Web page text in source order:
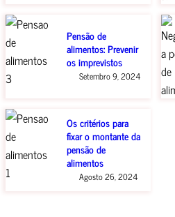
Pensão de
alimentos: Prevenir
os imprevistos
Setembro 9, 2024
Os critérios para
fixar o montante da
pensão de
alimentos
Agosto 26, 2024